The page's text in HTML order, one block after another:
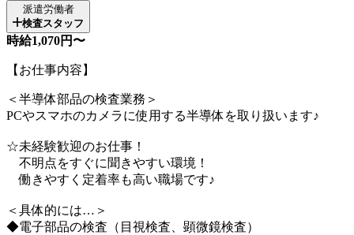
派遣労働者
検査スタッフ
時給1,070円〜
【お仕事内容】
＜半導体部品の検査業務＞
PCやスマホのカメラに使用する半導体を取り扱います♪
☆未経験歓迎のお仕事！
不明点をすぐに聞きやすい環境！
働きやすく定着率も高い職場です♪
＜具体的には…＞
◆電子部品の検査（目視検査、顕微鏡検査）